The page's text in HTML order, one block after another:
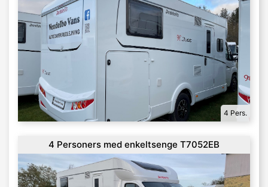
4 Pers.
4 Personers med enkeltsenge T7052EB